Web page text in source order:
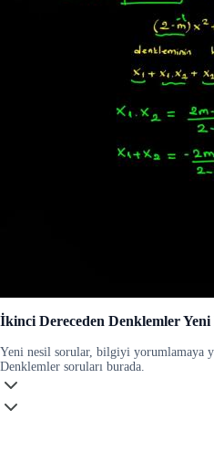
İkinci Dereceden Denklemler
Yeni nesil sorular, bilgiyi yorumlamaya
Denklemler soruları burada.